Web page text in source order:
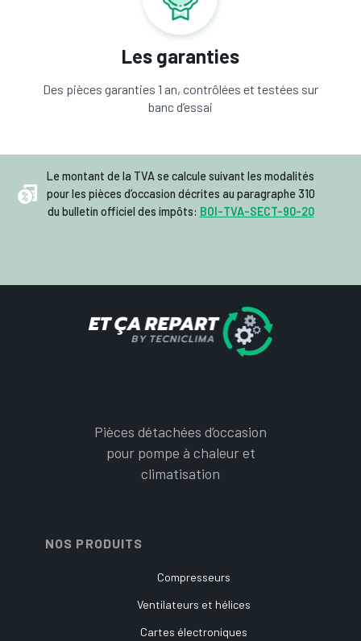
Les garanties
Des pièces garanties 1 an, contrôlées et testées sur
banc d’essai
Le montant de la TVA se calcule suivant les modalités
pour les pièces d’occasion décrites au paragraphe 310
du bulletin officiel des impôts: BOI-TVA-SECT-90-20
Pièces détachées d’occasion
pour pompe à chaleur et
climatisation
NOS PRODUITS
Compresseurs
Ventilateurs et hélices
Cartes électroniques